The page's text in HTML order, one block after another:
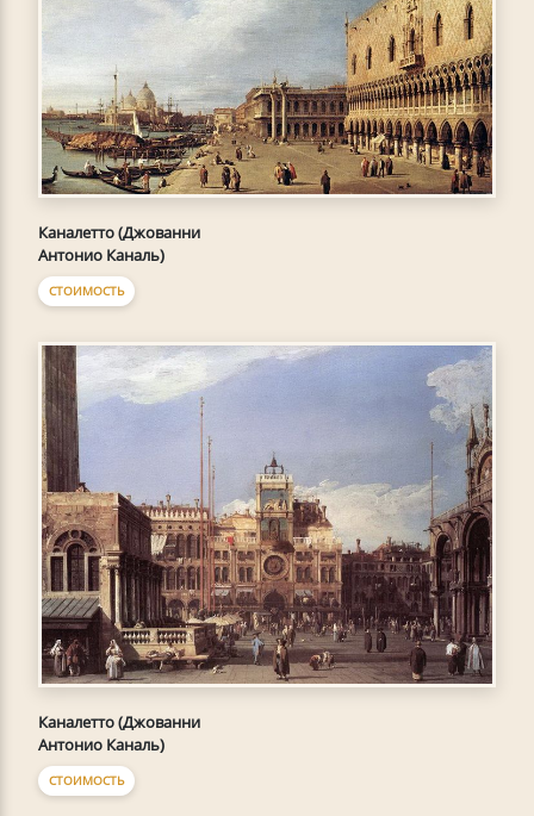
Каналетто (Джованни
Антонио Каналь)
СТОИМОСТЬ
Каналетто (Джованни
Антонио Каналь)
СТОИМОСТЬ